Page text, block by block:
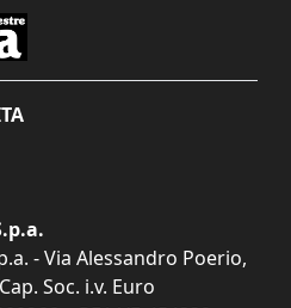
- Via Alessandro Poerio,
Soc. i.v. Euro